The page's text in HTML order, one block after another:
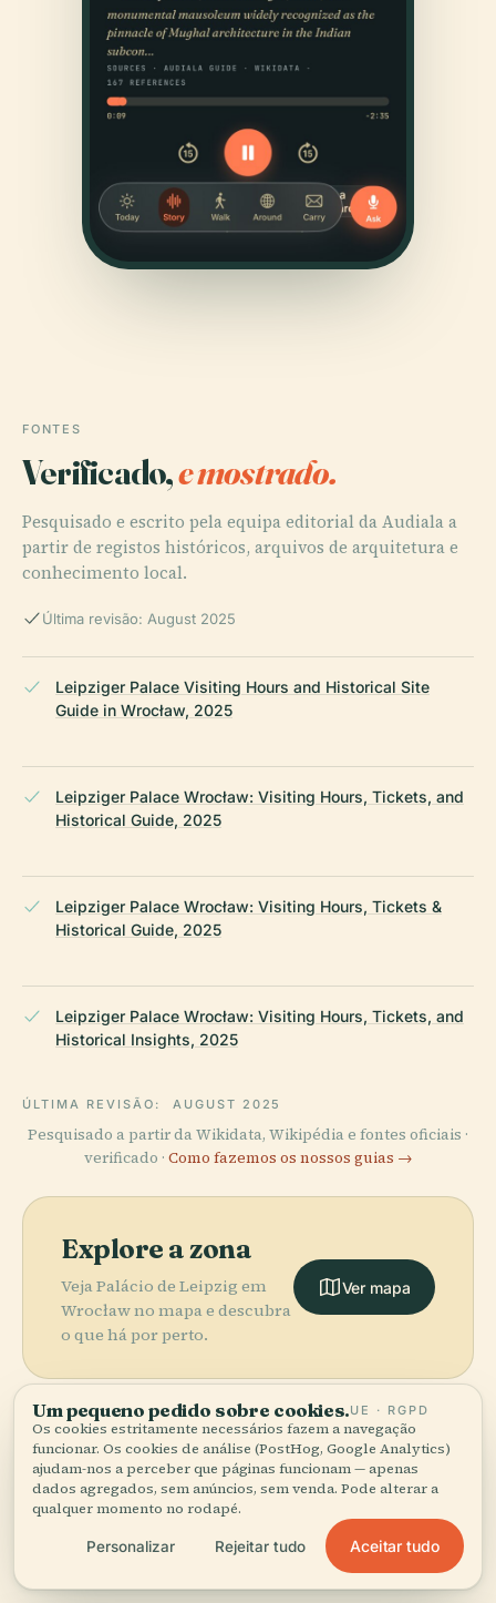
FONTES
Verificado,e mostrado.
Pesquisado e escrito pela equipa editorial da Audiala a
partir de registos históricos, arquivos de arquitetura e
conhecimento local.
Última revisão: August 2025
Leipziger Palace Visiting Hours and Historical Site
Guide in Wrocław, 2025
Leipziger Palace Wrocław: Visiting Hours, Tickets, and
Historical Guide, 2025
Leipziger Palace Wrocław: Visiting Hours, Tickets &
Historical Guide, 2025
Leipziger Palace Wrocław: Visiting Hours, Tickets, and
Historical Insights, 2025
ÚLTIMA REVISÃO: AUGUST 2025
Pesquisado a partir da Wikidata, Wikipédia e fontes oficiais ·
verificado · Como fazemos os nossos guias →
Explore a zona
Veja Palácio de Leipzig em
Wrocław no mapa e descubra
o que há por perto.
Ver mapa
More inWrocław.
186 lugares para descobrir — alguns que vale a pena
Wrocław
Museu
Nacional de
Breslávia
Multimédia de
Catedral de
Um pequeno pedido sobre cookies.UE · RGPD
Os cookies estritamente necessários fazem a navegação
funcionar. Os cookies de análise (PostHog, Google Analytics)
ajudam-nos a perceber que páginas funcionam — apenas
dados agregados, sem anúncios, sem venda. Pode alterar a
qualquer momento no rodapé.
Personalizar Rejeitar tudo Aceitar tudo